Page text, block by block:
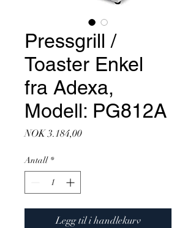
Pressgrill /
Toaster Enkel
fra Adexa,
Modell: PG812A
NOK 3.184,00Pris
Antall *
Legg til i handlekurv